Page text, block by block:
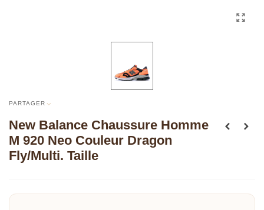
PARTAGER
New Balance Chaussure Homme
M 920 Neo Couleur Dragon
Fly/Multi. Taille